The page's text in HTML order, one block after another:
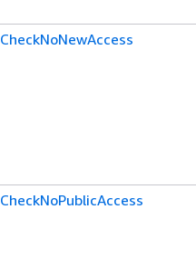
CheckNoNewAccess
CheckNoPublicAccess